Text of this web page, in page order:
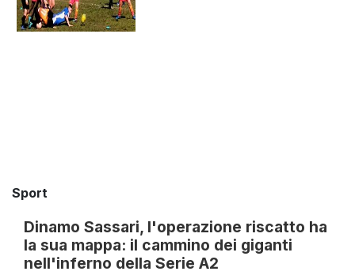
Sport
Dinamo Sassari, l'operazione riscatto ha
la sua mappa: il cammino dei giganti
nell'inferno della Serie A2